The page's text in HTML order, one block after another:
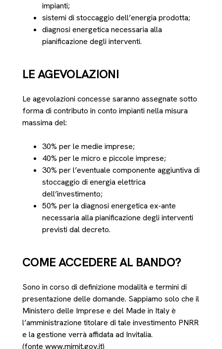
impianti;
sistemi di stoccaggio dell’energia prodotta;
diagnosi energetica necessaria alla
pianificazione degli interventi.
LE AGEVOLAZIONI
Le agevolazioni concesse saranno assegnate sotto
forma di contributo in conto impianti nella misura
massima del:
30% per le medie imprese;
40% per le micro e piccole imprese;
30% per l’eventuale componente aggiuntiva di
stoccaggio di energia elettrica
dell’investimento;
50% per la diagnosi energetica ex-ante
necessaria alla pianificazione degli interventi
previsti dal decreto.
COME ACCEDERE AL BANDO?
Sono in corso di definizione modalità e termini di
presentazione delle domande. Sappiamo solo che il
Ministero delle Imprese e del Made in Italy è
l’amministrazione titolare di tale investimento PNRR
e la gestione verrà affidata ad Invitalia.
(fonte www.mimit.gov.it)